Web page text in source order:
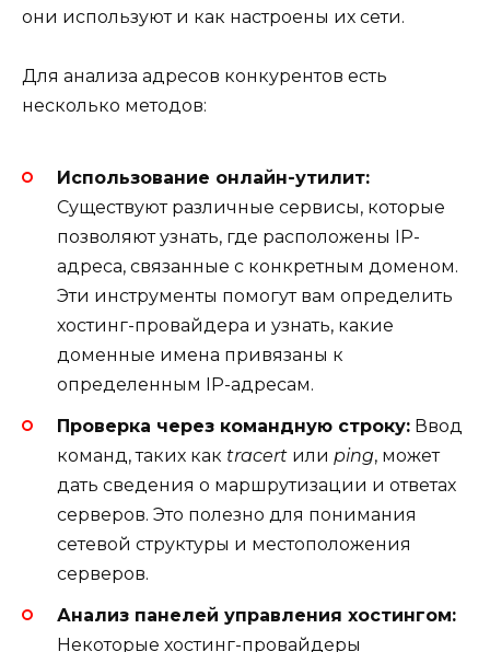
они используют и как настроены их сети.
Для анализа адресов конкурентов есть
несколько методов:
Использование онлайн-утилит:
Существуют различные сервисы, которые
позволяют узнать, где расположены IP-
адреса, связанные с конкретным доменом.
Эти инструменты помогут вам определить
хостинг-провайдера и узнать, какие
доменные имена привязаны к
определенным IP-адресам.
Проверка через командную строку: Ввод
команд, таких как tracert или ping, может
дать сведения о маршрутизации и ответах
серверов. Это полезно для понимания
сетевой структуры и местоположения
серверов.
Анализ панелей управления хостингом:
Некоторые хостинг-провайдеры